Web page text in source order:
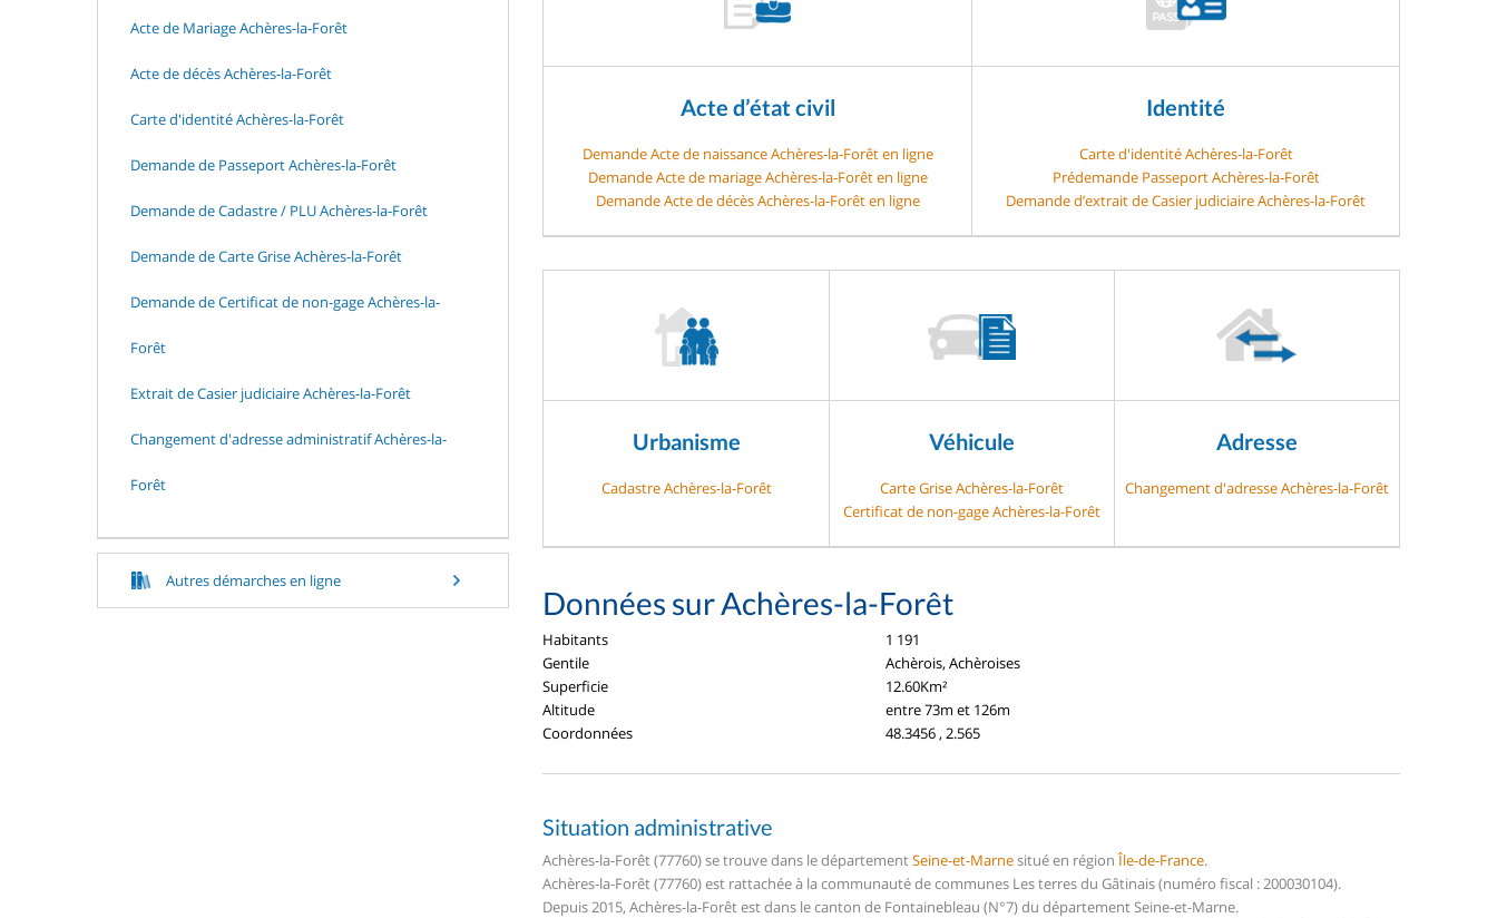
Acte de Mariage Achères-la-Forêt
Acte de décès Achères-la-Forêt
Carte d'identité Achères-la-Forêt
Demande de Passeport Achères-la-Forêt
Demande de Cadastre / PLU Achères-la-Forêt
Demande de Carte Grise Achères-la-Forêt
Demande de Certificat de non-gage Achères-la-
Forêt
Extrait de Casier judiciaire Achères-la-Forêt
Changement d'adresse administratif Achères-la-
Forêt
Autres démarches en ligne
Acte d’état civil
Demande Acte de naissance Achères-la-Forêt en ligne
Demande Acte de mariage Achères-la-Forêt en ligne
Demande Acte de décès Achères-la-Forêt en ligne
Identité
Carte d'identité Achères-la-Forêt
Prédemande Passeport Achères-la-Forêt
Demande d’extrait de Casier judiciaire Achères-la-Forêt
Urbanisme
Cadastre Achères-la-Forêt
Véhicule
Carte Grise Achères-la-Forêt
Certificat de non-gage Achères-la-Forêt
Adresse
Changement d'adresse Achères-la-Forêt
Données sur Achères-la-Forêt
Habitants
1 191
Gentile
Achèrois, Achèroises
Superficie
12.60Km²
Altitude
entre 73m et 126m
Coordonnées
48.3456 , 2.565
Situation administrative
Achères-la-Forêt (77760) se trouve dans le départementSeine-et-Marnesitué en région Île-de-France.
Achères-la-Forêt (77760) est rattachée à la communauté de communes Les terres du Gâtinais (numéro fiscal : 200030104).
Depuis 2015, Achères-la-Forêt est dans le canton de Fontainebleau (N°7) du département Seine-et-Marne.